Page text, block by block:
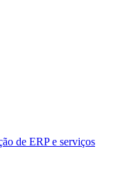
de ERP e serviços